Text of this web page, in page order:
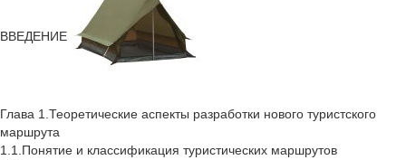
ВВЕДЕНИЕ
Глава 1.Теоретические аспекты разработки нового туристского
маршрута
1.1.Понятие и классификация туристических маршрутов